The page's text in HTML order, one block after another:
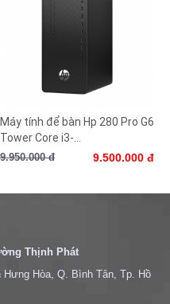
Máy tính để bàn Hp 280 Pro G6
Tower Core i3-...
9.950.000 đ 9.500.000 đ
Thịnh Phát
Hòa, Q. Bình Tân, Tp. Hồ